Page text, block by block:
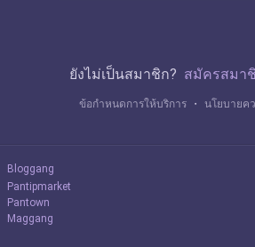
ยังไม่เป็นสมาชิก? สมัครสมา
ข้อกำหนดการให้บริการ ・ นโยบายค
Bloggang
Pantipmarket
Pantown
Maggang